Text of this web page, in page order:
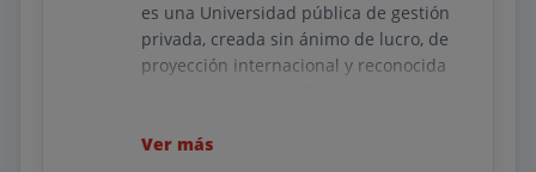
es una Universidad pública de gestión
privada, creada sin ánimo de lucro, de
proyección internacional y reconocida
Ver más